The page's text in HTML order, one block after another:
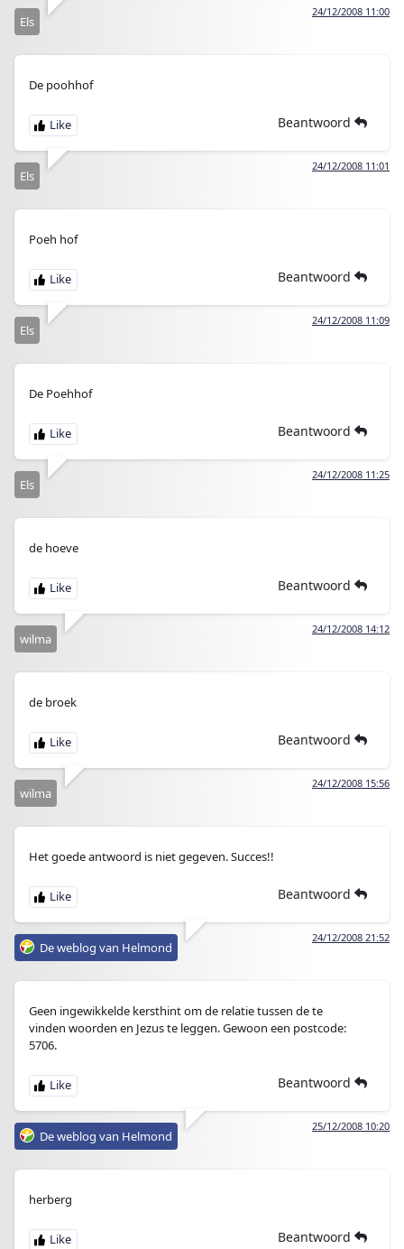
24/12/2008 11:00
Els
De poohhof
Beantwoord
24/12/2008 11:01
Els
Poeh hof
Beantwoord
24/12/2008 11:09
Els
De Poehhof
Beantwoord
24/12/2008 11:25
Els
de hoeve
Beantwoord
24/12/2008 14:12
wilma
de broek
Beantwoord
24/12/2008 15:56
wilma
Het goede antwoord is niet gegeven. Succes!!
Beantwoord
24/12/2008 21:52
De weblog van Helmond
Geen ingewikkelde kersthint om de relatie tussen de te
vinden woorden en Jezus te leggen. Gewoon een postcode:
5706.
Beantwoord
25/12/2008 10:20
De weblog van Helmond
herberg
Beantwoord